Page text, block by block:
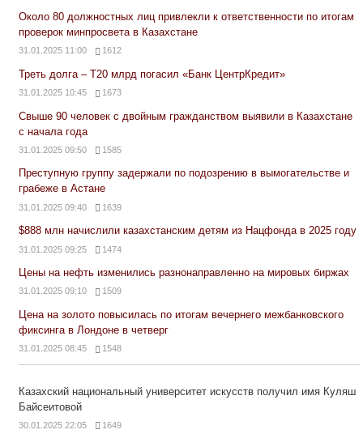
Около 80 должностных лиц привлекли к ответственности по итогам
проверок минпросвета в Казахстане
31.01.2025 11:00 1612
Треть долга – Т20 млрд погасил «Банк ЦентрКредит»
31.01.2025 10:45 1673
Свыше 90 человек с двойным гражданством выявили в Казахстане
с начала года
31.01.2025 09:50 1585
Преступную группу задержали по подозрению в вымогательстве и
грабеже в Астане
31.01.2025 09:40 1639
$888 млн начислили казахстанским детям из Нацфонда в 2025 году
31.01.2025 09:25 1474
Цены на нефть изменились разнонаправленно на мировых биржах
31.01.2025 09:10 1509
Цена на золото повысилась по итогам вечернего межбанковского
фиксинга в Лондоне в четверг
31.01.2025 08:45 1548
Казахский национальный университет искусств получил имя Куляш
Байсеитовой
30.01.2025 22:05 1649